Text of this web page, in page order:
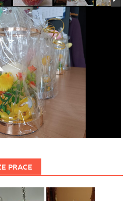
PRACE